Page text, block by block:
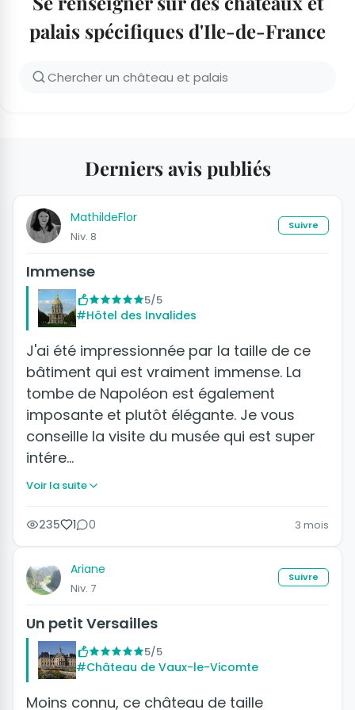
palais spécifiques d'Ile-de-France
Derniers avis publiés
MathildeFlor
Niv. 8
Suivre
Immense
5/5
#Hôtel des Invalides
J'ai été impressionnée par la taille de ce
bâtiment qui est vraiment immense. La
tombe de Napoléon est également
imposante et plutôt élégante. Je vous
conseille la visite du musée qui est super
intére…
Voir la suite
235 1 0 3 mois
Ariane
Niv. 7
Suivre
Un petit Versailles
5/5
#Château de Vaux-le-Vicomte
Moins connu, ce château de taille